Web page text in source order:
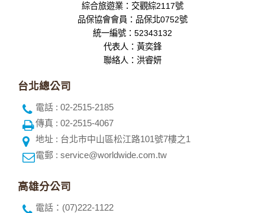
綜合旅遊業：交觀綜2117號
品保協會會員：品保北0752號
統一編號：52343132
代表人：黃奕鋒
聯絡人：洪睿妍
台北總公司
電話 : 02-2515-2185
傳真 : 02-2515-4067
地址 : 台北市中山區松江路101號7樓之1
電郵 : service@worldwide.com.tw
高雄分公司
電話：(07)222-1122